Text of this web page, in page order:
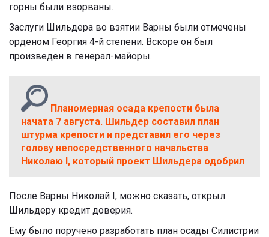
горны были взорваны.
Заслуги Шильдера во взятии Варны были отмечены
орденом Георгия 4-й степени. Вскоре он был
произведен в генерал-майоры.
Планомерная осада крепости была
начата 7 августа. Шильдер составил план
штурма крепости и представил его через
голову непосредственного начальства
Николаю I, который проект Шильдера одобрил
После Варны Николай I, можно сказать, открыл
Шильдеру кредит доверия.
Ему было поручено разработать план осады Силистрии